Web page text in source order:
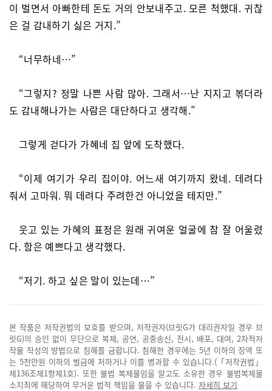
이 벌면서 아빠한테 돈도 거의 안보내주고. 모른 척했대. 귀찮
은 걸 감내하기 싫은 거지.”
“너무하네…”
“그렇지? 정말 나쁜 사람 많아. 그래서…난 지지고 볶더라
도 감내해나가는 사람은 대단하다고 생각해.”
그렇게 걷다가 가혜네 집 앞에 도착했다.
“이제 여기가 우리 집이야. 어느새 여기까지 왔네. 데려다
줘서 고마워. 뭐 데려다 주려한건 아니었을 테지만.”
웃고 있는 가혜의 표정은 원래 귀여운 얼굴에 참 잘 어울렸
다. 함은 예쁘다고 생각했다.
“저기. 하고 싶은 말이 있는데…”
본 작품은 저작권법의 보호를 받으며, 저작권자(브릿G가 대리권자일 경우 브
릿G)의 승인 없이 무단으로 복제, 공연, 공중송신, 전시, 배포, 대여, 2차적저
작물 작성의 방법으로 침해를 금합니다. 침해한 경우에는 5년 이하의 징역 또
는 5천만원 이하의 벌금에 처하거나 이를 병과할 수 있습니다.(「저작권법」
제136조제1항제1호). 또한 불법 복제물임을 알고도 소유한 경우 불법복제물
소지죄에 해당하여 무거운 법적 책임을 물을 수 있습니다. 자세히 보기